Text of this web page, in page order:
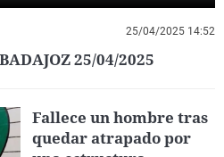
25/04/2025 14:52
25/04/2025
Fallece un hombre tras
quedar atrapado por